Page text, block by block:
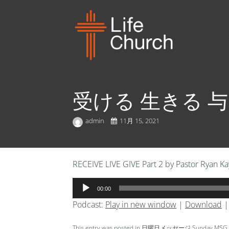
受ける 生きる
admin 11月 15, 2021
RECEIVE LIVE GIVE Part 2 by Pastor Ryan
声
プ
00:00
Podcast: Play in new window | Download |